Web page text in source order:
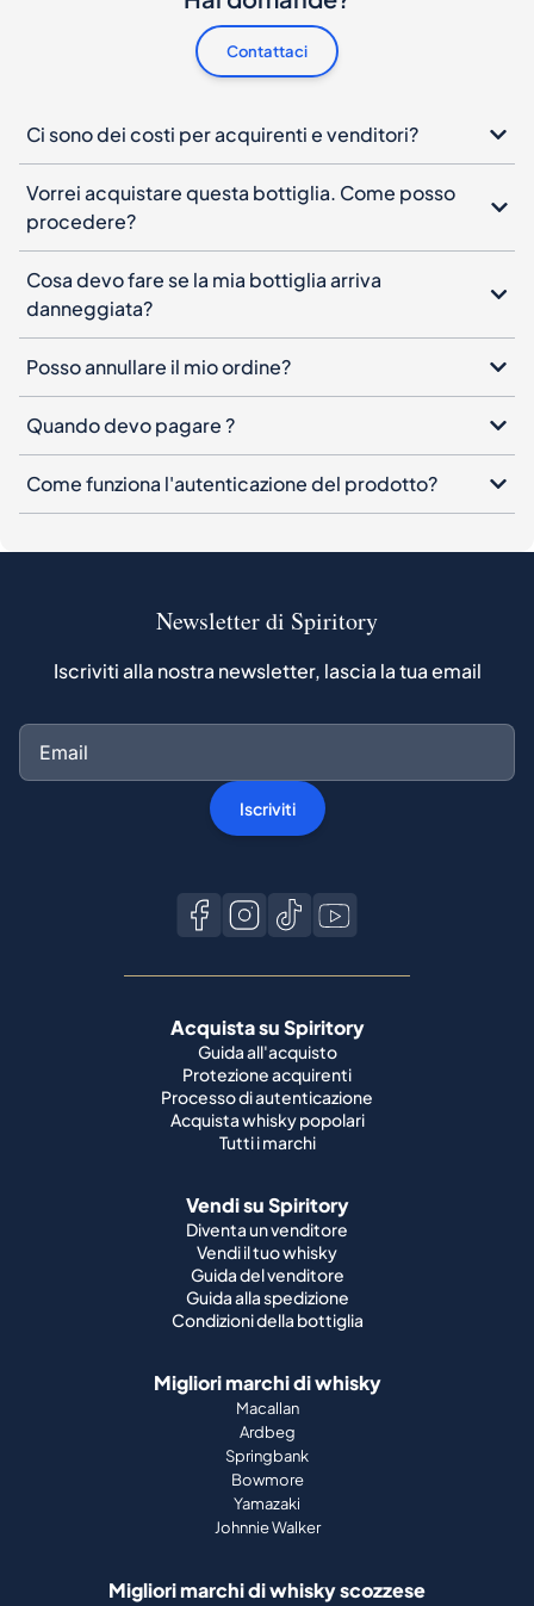
Contattaci
Ci sono dei costi per acquirenti e venditori?
Vorrei acquistare questa bottiglia. Come posso
procedere?
Cosa devo fare se la mia bottiglia arriva
danneggiata?
Posso annullare il mio ordine?
Quando devo pagare ?
Come funziona l'autenticazione del prodotto?
Newsletter di Spiritory
Iscriviti alla nostra newsletter, lascia la tua email
Iscriviti
Acquista su Spiritory
Guida all'acquisto
Protezione acquirenti
Processo di autenticazione
Acquista whisky popolari
Tutti i marchi
Vendi su Spiritory
Diventa un venditore
Vendi il tuo whisky
Guida del venditore
Guida alla spedizione
Condizioni della bottiglia
Migliori marchi di whisky
Macallan
Ardbeg
Springbank
Bowmore
Yamazaki
Johnnie Walker
Migliori marchi di whisky scozzese